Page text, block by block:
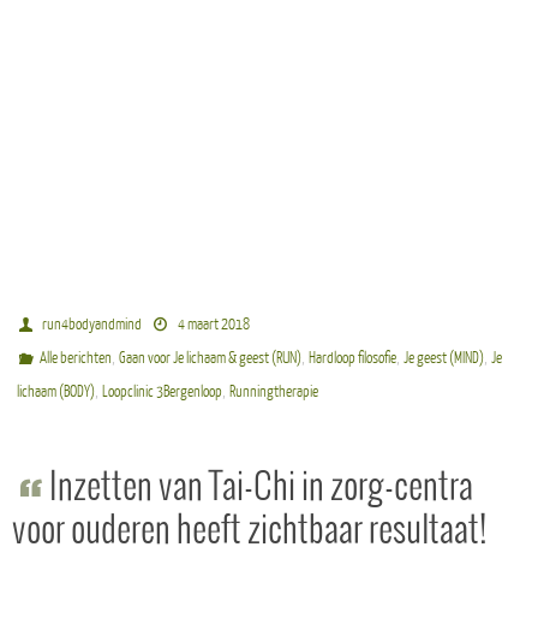
run4bodyandmind
4 maart 2018
Alle berichten,Gaan voor Je lichaam & geest (RUN),Hardloop filosofie,Je geest (MIND),Je
lichaam (BODY), Loopclinic 3Bergenloop, Runningtherapie
Inzetten van Tai-Chi in zorg-centra
voor ouderen heeft zichtbaar resultaat!